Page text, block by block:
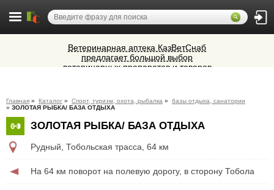
фонари из профиля СИАЛ (Россия)
Cocoage - европейская косметология
Ветеринарная аптека КазВетСнаб
предлагает большой выбор
ветеринарных препаратов и товаров
вечером
Главная » Каталог » Спорт, туризм, охота, рыбалка » базы отдыха, санатории
» ЗОЛОТАЯ РЫБКА/ БАЗА ОТДЫХА
ЗОЛОТАЯ РЫБКА/ БАЗА ОТДЫХА
Рудный Тобольская трасса, 64 км
На 64 км поворот на полевую дорогу, в сторону Тобола